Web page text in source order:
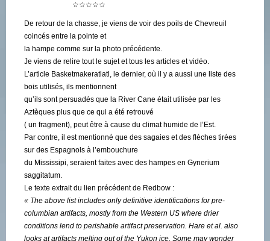
☆☆☆☆☆
De retour de la chasse, je viens de voir des poils de Chevreuil
coincés entre la pointe et
la hampe comme sur la photo précédente.
Je viens de relire tout le sujet et tous les articles et vidéo.
L’article Basketmakeratlatl, le dernier, où il y a aussi une liste des
bois utilisés, ils mentionnent
qu’ils sont persuadés que la River Cane était utilisée par les
Aztèques plus que ce qui a été retrouvé
( un fragment), peut être à cause du climat humide de l’Est.
Par contre, il est mentionné que des sagaies et des flèches tirées
sur des Espagnols à l’embouchure
du Mississipi, seraient faites avec des hampes en Gynerium
saggitatum.
Le texte extrait du lien précédent de Redbow :
« The above list includes only definitive identifications for pre-
columbian artifacts, mostly from the Western US where drier
conditions lend to perishable artifact preservation. Hare et al. also
looks at artifacts melting out of the Yukon ice. Some may wonder